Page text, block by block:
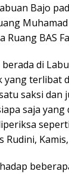
Bajo
BAS
di
terlibat
saksi dan
saja
Rudini,